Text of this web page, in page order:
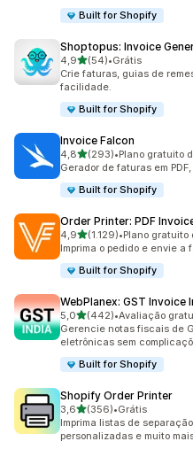
Built for Shopify
Shoptopus: Invoice
4,9de 5 estrelas
(54)
54 avaliações ao todo
•Grátis
Crie faturas, guias de
facilidade.
Built for Shopify
Invoice Falcon
4,8de 5 estrelas
(293)
293 avaliações ao todo
•Plano gratuito
Gerador de faturas em
Built for Shopify
Order Printer: PDF
4,9de 5 estrelas
(1.129)
1129 avaliações ao todo
•Plano gratuito
Imprima o pedido e envie
Built for Shopify
WebPlanex: GST Invoice
5,0de 5 estrelas
(442)
442 avaliações ao todo
•Avaliação
Gerencie notas fiscais de
eletrônicas sem
Built for Shopify
Shopify Order Printer
3,6de 5 estrelas
(356)
356 avaliações ao todo
•Grátis
Imprima listas de
personalizadas e muito